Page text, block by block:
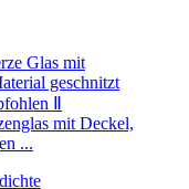
mit Deckel,
...